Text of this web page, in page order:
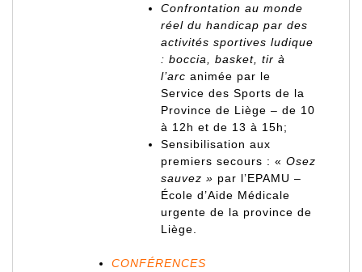
Confrontation au monde
réel du handicap par des
activités sportives ludique
: boccia, basket, tir à
l’arc animée par le
Service des Sports de la
Province de Liège – de 10
à 12h et de 13 à 15h;
Sensibilisation aux
premiers secours : « Osez
sauvez » par l’EPAMU –
École d’Aide Médicale
urgente de la province de
Liège.
CONFÉRENCES